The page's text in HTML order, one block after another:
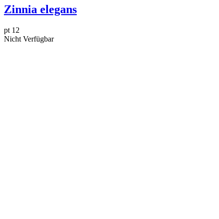
Zinnia elegans
pt 12
Nicht Verfügbar